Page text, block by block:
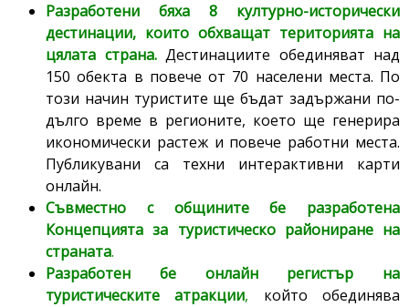
Разработени бяха 8 културно-исторически
дестинации, които обхващат територията на
цялата страна.Дестинациите обединяват над
150 обекта в повече от 70 населени места. По
този начин туристите ще бъдат задържани по-
дълго време в регионите, което ще генерира
икономически растеж и повече работни места.
Публикувани са техни интерактивни карти
онлайн.
Съвместно с общините бе разработена
Концепцията за туристическо райониране на
страната.
Разработен бе онлайн регистър на
туристическите атракции, който обединява